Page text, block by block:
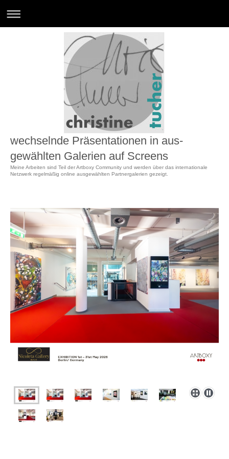
wechselnde Präsentationen in aus-
gewählten Galerien auf Screens
Meine Arbeiten sind Teil der Artboxy Community und werden über das internationale
Netzwerk regelmäßig online ausgewählten Partnergalerien gezeigt.